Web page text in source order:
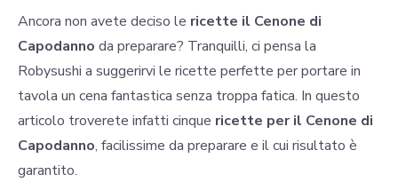
Ancora non avete deciso le ricette il Cenone di
Capodanno da preparare? Tranquilli, ci pensa la
Robysushi a suggerirvi le ricette perfette per portare in
tavola un cena fantastica senza troppa fatica. In questo
articolo troverete infatti cinque ricette per il Cenone di
Capodanno, facilissime da preparare e il cui risultato è
garantito.